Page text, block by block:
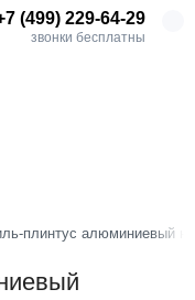
(499) 229-64-29
звонки бесплатны
плинтус алюминиевый